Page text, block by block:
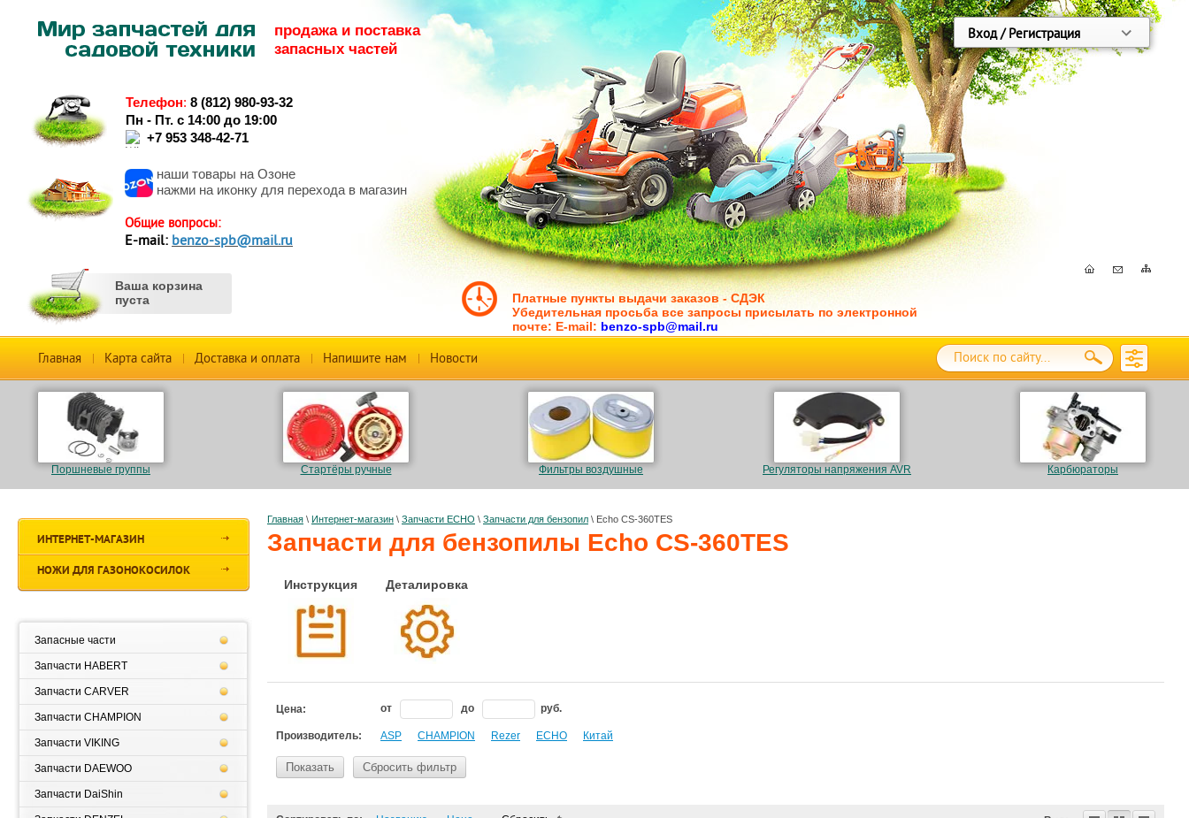
продажа и поставка
запасных частей
Телефон: 8 (812) 980-93-32
Пн - Пт. с 14:00 до 19:00
+7 953 348-42-71
наши товары на Озоне
нажми на иконку для перехода в магазин
Общие вопросы:
Е-mail: benzo-spb@mail.ru
Ваша корзина
пуста
Вход / Регистрация
Платные пункты выдачи заказов - СДЭК
Убедительная просьба все запросы присылать по электронной
почте: E-mail: benzo-spb@mail.ru
Главная Карта сайта Доставка и оплата Напишите нам Новости
Поршневые группы Стартёры ручные Фильтры воздушные Регуляторы напряжения AVR Карбюраторы
Главная \ Интернет-магазин \ Запчасти ECHO \ Запчасти для бензопил \ Echo CS-360TES
Запчасти для бензопилы Echo CS-360TES
Инструкция Деталировка
Цена: от до руб.
Производитель: ASP CHAMPION Rezer ЕСНО Китай
Показать Сбросить фильтр
ИНТЕРНЕТ-МАГАЗИН
НОЖИ ДЛЯ ГАЗОНОКОСИЛОК
Запасные части
Запчасти HABERT
Запчасти CARVER
Запчасти CHAMPION
Запчасти VIKING
Запчасти DAEWOO
Запчасти DaiShin